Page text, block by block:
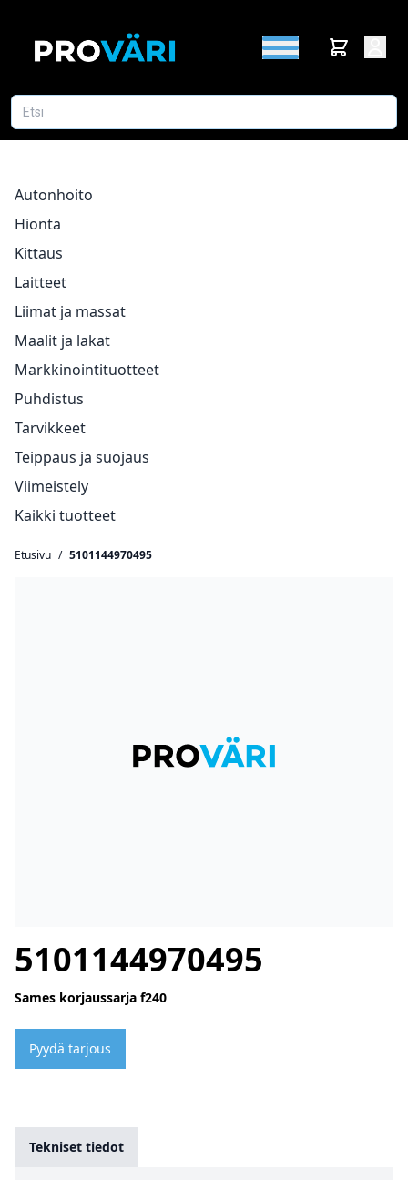
Autonhoito
Hionta
Kittaus
Laitteet
Liimat ja massat
Maalit ja lakat
Markkinointituotteet
Puhdistus
Tarvikkeet
Teippaus ja suojaus
Viimeistely
Kaikki tuotteet
Etusivu / 5101144970495
5101144970495
Sames korjaussarja f240
Pyydä tarjous
Tekniset tiedot